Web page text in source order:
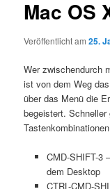
Mac OS
Veröffentlicht am25.
Wer zwischendurch
ist von dem Weg
über das Menü die
begeistert.
CMD-SHIFT-3
dem Desktop
CTRL-CMD-